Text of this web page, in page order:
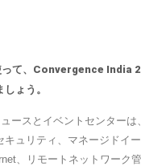
って、Convergence India
ょう。
ースとイベントセンターは
キュリティ、マネージドイ
、リモートネットワーク